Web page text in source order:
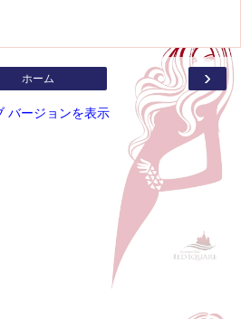
›
ホーム
バージョンを表示